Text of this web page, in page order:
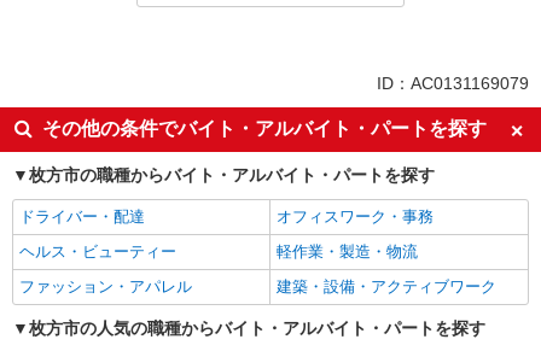
交通費支給
社会保険あり
産休・育休取得実績あり
ID：AC0131169079
その他の条件でバイト・アルバイト・パートを探す
枚方市の職種からバイト・アルバイト・パートを探す
ドライバー・配達
オフィスワーク・事務
ヘルス・ビューティー
軽作業・製造・物流
ファッション・アパレル
建築・設備・アクティブワーク
枚方市の人気の職種からバイト・アルバイト・パートを探す